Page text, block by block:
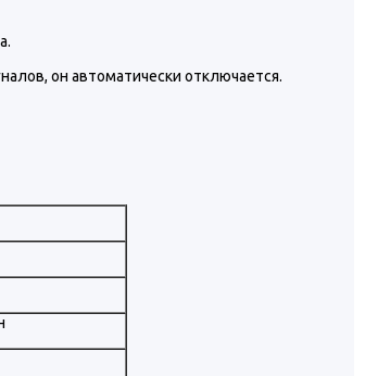
он автоматически отключается.